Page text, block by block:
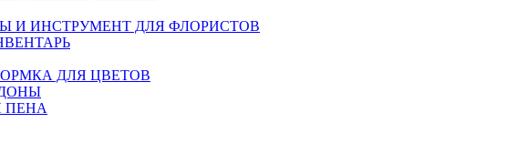
И ИНСТРУМЕНТ ДЛЯ ФЛОРИСТОВ
ДЛЯ ЦВЕТОВ
ПЕНА